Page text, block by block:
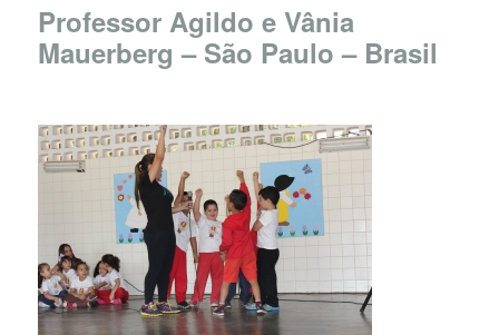
Professor Agildo e Vânia
Mauerberg – São Paulo – Brasil